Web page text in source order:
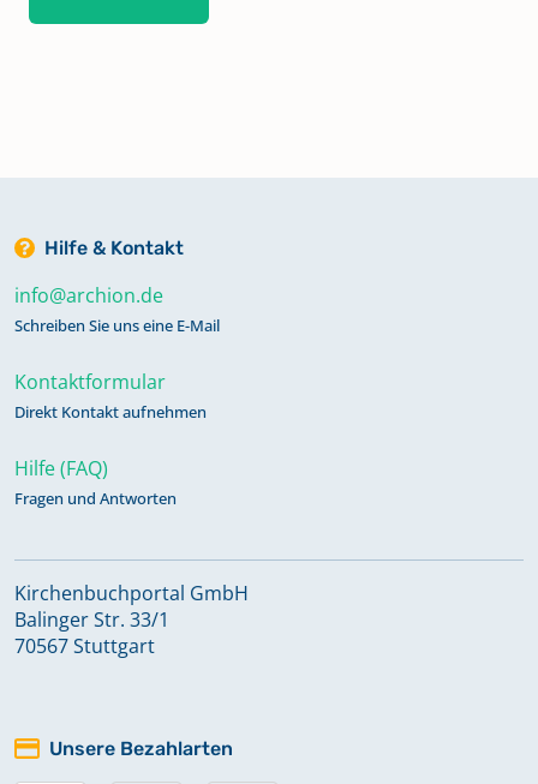
Hilfe & Kontakt
info@archion.de
Schreiben Sie uns eine E-Mail
Kontaktformular
Direkt Kontakt aufnehmen
Hilfe (FAQ)
Fragen und Antworten
Kirchenbuchportal GmbH
Balinger Str. 33/1
70567 Stuttgart
Unsere Bezahlarten